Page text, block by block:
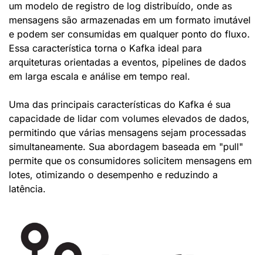
um modelo de registro de log distribuído, onde as
mensagens são armazenadas em um formato imutável
e podem ser consumidas em qualquer ponto do fluxo.
Essa característica torna o Kafka ideal para
arquiteturas orientadas a eventos, pipelines de dados
em larga escala e análise em tempo real.
Uma das principais características do Kafka é sua
capacidade de lidar com volumes elevados de dados,
permitindo que várias mensagens sejam processadas
simultaneamente. Sua abordagem baseada em "pull"
permite que os consumidores solicitem mensagens em
lotes, otimizando o desempenho e reduzindo a
latência.